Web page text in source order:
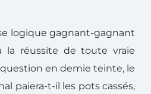
logique gagnant-gagnant
la réussite de toute vraie
en demie teinte, le
paiera-t-il les pots cassés,